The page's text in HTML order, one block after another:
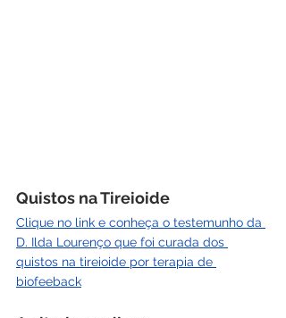
Quistos na Tireioide
Clique no link e conheça o testemunho da
D. Ilda Lourenço que foi curada dos
quistos na tireioide por terapia de
biofeeback